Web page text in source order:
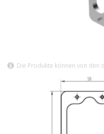
Die Produkte können von den